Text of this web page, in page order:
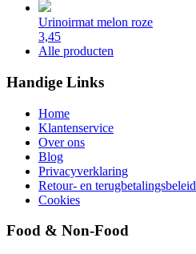
Urinoirmat melon roze
3,45
Alle producten
Handige Links
Home
Klantenservice
Over ons
Blog
Privacyverklaring
Retour- en terugbetalingsbeleid
Cookies
Food & Non-Food